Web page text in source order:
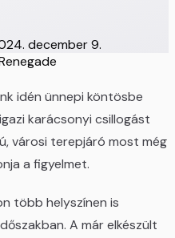
december 9.
idén ünnepi köntösbe
karácsonyi csillogást
városi terepjáró most még
a figyelmet.
több helyszínen is
A már elkészült